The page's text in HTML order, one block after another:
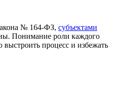
№ 164-ФЗ, субъектами
Понимание роли каждого
выстроить процесс и избежать